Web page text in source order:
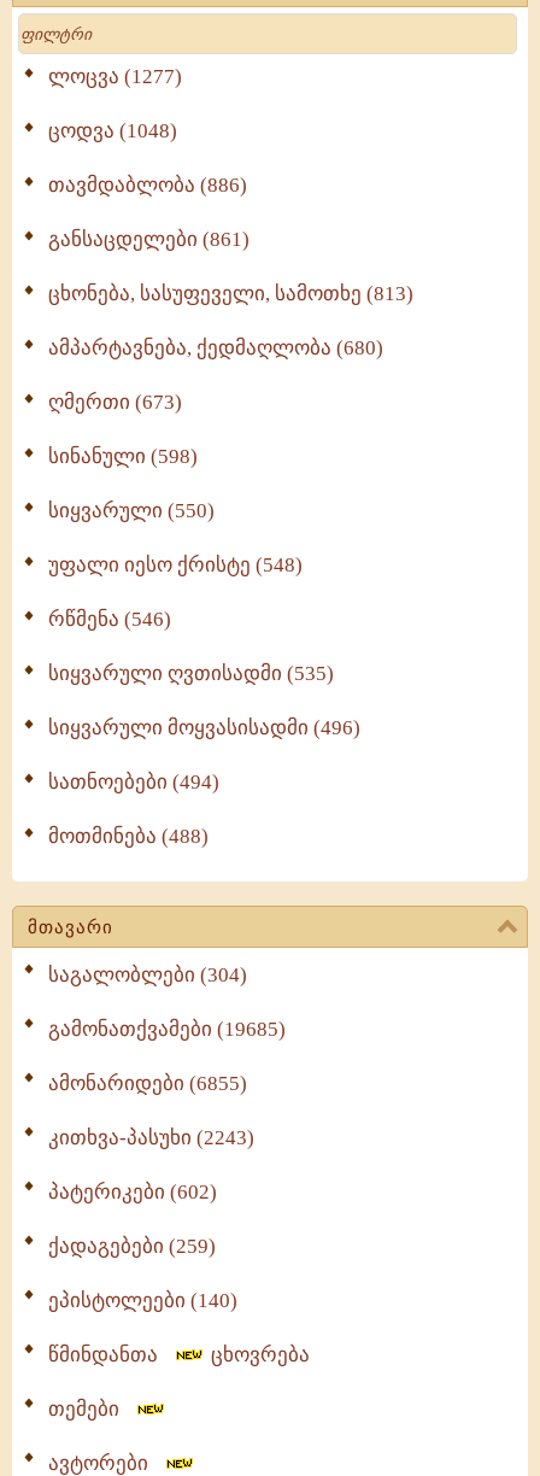
Search
ლოცვა (1277)
ცოდვა (1048)
თავმდაბლობა (886)
განსაცდელები (861)
ცხონება, სასუფეველი, სამოთხე (813)
ამპარტავნება, ქედმაღლობა (680)
ღმერთი (673)
სინანული (598)
სიყვარული (550)
უფალი იესო ქრისტე (548)
რწმენა (546)
სიყვარული ღვთისადმი (535)
სიყვარული მოყვასისადმი (496)
სათნოებები (494)
მოთმინება (488)
მთავარი
საგალობლები (304)
გამონათქვამები (19685)
ამონარიდები (6855)
კითხვა-პასუხი (2243)
პატერიკები (602)
ქადაგებები (259)
ეპისტოლეები (140)
წმინდანთა ცხოვრება
თემები
ავტორები